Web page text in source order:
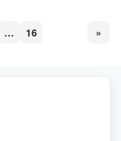
… 16 »